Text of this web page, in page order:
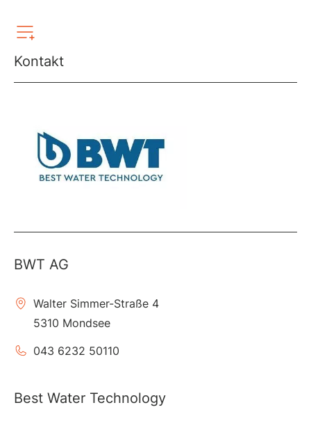
Kontakt
BWT AG
Walter Simmer-Straße 4
5310 Mondsee
043 6232 50110
Best Water Technology